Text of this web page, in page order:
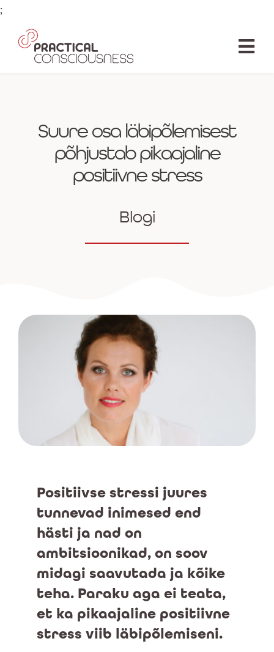
;
content
KONTAKT
Suure osa läbipõlemisest
põhjustab pikaajaline
positiivne stress
Blogi
Positiivse stressi juures
tunnevad inimesed end
hästi ja nad on
ambitsioonikad, on soov
midagi saavutada ja kõike
teha. Paraku aga ei teata,
et ka pikaajaline positiivne
stress viib läbipõlemiseni.